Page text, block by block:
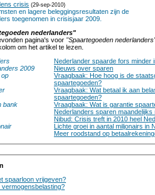
crisis (29-sep-2010)
en lagere beleggingsresultaten zijn de
toegenomen in crisisjaar 2009.
nederlanders"
pagina's voor "Spaartegoeden
om het artikel te lezen.
Nederlander spaarde fors minder
2009
Nieuws over sparen
op
Vraagbaak: Hoe hoog is de
spaartegoeden?
Vraagbaak: Wat betaal ik aan
spaartegoeden?
bank
Vraagbaak: Wat is garantie
Nederlanders sparen maandelijks
Nibud: Crisis treft in 2010 heel
Lichte groei in aantal miljonairs in
Meer roodstand op
spaarloon vrijgeven?